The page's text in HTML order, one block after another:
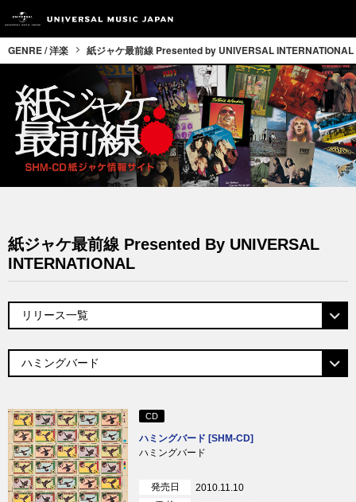
GENRE / 洋楽 紙ジャケ最前線 Presented by UNIVERSAL INTERNATIONAL
紙ジャケ最前線 Presented By UNIVERSAL
INTERNATIONAL
CD
ハミングバード [SHM-CD]
ハミングバード
発売日
2010.11.10